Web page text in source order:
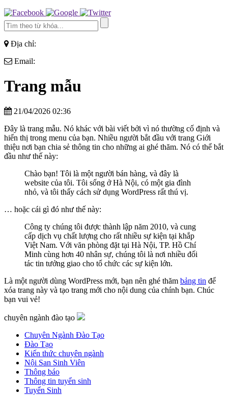
Địa chỉ:
Email:
Trang mẫu
21/04/2026 02:36
Đây là trang mẫu. Nó khác với bài viết bởi vì nó thường cố định và
hiển thị trong menu của bạn. Nhiều người bắt đầu với trang Giới
thiệu nơi bạn chia sẻ thông tin cho những ai ghé thăm. Nó có thể bắt
đầu như thế này:
Chào bạn! Tôi là một người bán hàng, và đây là
website của tôi. Tôi sống ở Hà Nội, có một gia đình
nhỏ, và tôi thấy cách sử dụng WordPress rất thú vị.
… hoặc cái gì đó như thế này:
Công ty chúng tôi được thành lập năm 2010, và cung
cấp dịch vụ chất lượng cho rất nhiều sự kiện tại khắp
Việt Nam. Với văn phòng đặt tại Hà Nội, TP. Hồ Chí
Minh cùng hơn 40 nhân sự, chúng tôi là nơi nhiều đối
tác tin tưởng giao cho tổ chức các sự kiện lớn.
Là một người dùng WordPress mới, bạn nên ghé thăm bảng tin để
xóa trang này và tạo trang mới cho nội dung của chính bạn. Chúc
bạn vui vẻ!
chuyên ngành đào tạo
Chuyên Ngành Đào Tạo
Đào Tạo
Kiến thức chuyên ngành
Nội San Sinh Viên
Thông báo
Thông tin tuyển sinh
Tuyển Sinh